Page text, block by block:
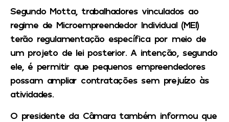
Segundo Motta, trabalhadores vinculados ao
regime de Microempreendedor Individual (MEI)
terão regulamentação específica por meio de
um projeto de lei posterior. A intenção, segundo
ele, é permitir que pequenos empreendedores
possam ampliar contratações sem prejuízo às
atividades.
O presidente da Câmara também informou que